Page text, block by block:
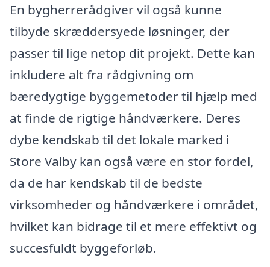
En bygherrerådgiver vil også kunne
tilbyde skræddersyede løsninger, der
passer til lige netop dit projekt. Dette kan
inkludere alt fra rådgivning om
bæredygtige byggemetoder til hjælp med
at finde de rigtige håndværkere. Deres
dybe kendskab til det lokale marked i
Store Valby kan også være en stor fordel,
da de har kendskab til de bedste
virksomheder og håndværkere i området,
hvilket kan bidrage til et mere effektivt og
succesfuldt byggeforløb.